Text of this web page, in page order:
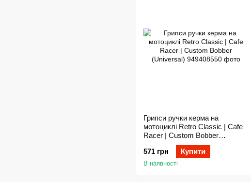
Грипси ручки керма на
мотоциклі Retro Classic | Cafe
Racer | Custom Bobber
(Universal)
571 грн
Купити
В наявності